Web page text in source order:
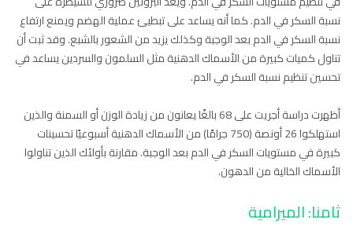
نسبة السكر في الدم. كما أنه يساعد على تبطيئ عملية الهضم ويمنع ارتفاع
نسبة السكر في الدم بعد الوجبة وكذلك يزيد من الشعور بالشبع. وقد ثبت أن
تناول كميات كبيرة من الأسماك الدهنية مثل السلمون والسردين يساعد في
تحسين تنظيم نسبة السكر في الدم.
أظهرت دراسة أجريت على 68 بالغًا يعانون من زيادة الوزن أو السمنة والذين
استهلكوا 26 أونصة (750 جرامًا) من الأسماك الدهنية أسبوعيًا تحسينات
كبيرة في مستويات السكر في الدم بعد الوجبة. مقارنة بأولئك الذين تناولوا
الأسماك الخالية من الدهون.
ثامنا: الميرامية